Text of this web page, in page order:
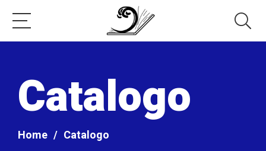
Catalogo
Home / Catalogo